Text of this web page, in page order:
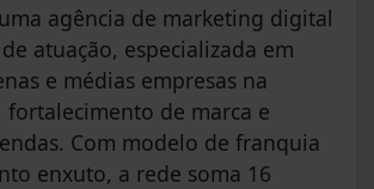
agência de marketing digital
atuação, especializada em
e médias empresas na
fortalecimento de marca e
Com modelo de franquia
enxuto, a rede soma 16